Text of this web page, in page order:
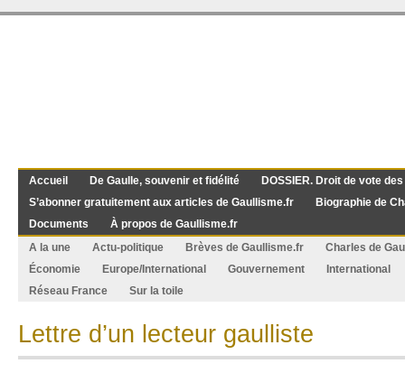
Accueil De Gaulle, souvenir et fidélité
DOSSIER. Droit de vote
S’abonner gratuitement aux articles de Gaullisme.fr
Biographie de
Documents
À propos de Gaullisme.fr
A la une
Actu-politique Brèves de Gaullisme.fr
Charles de
Économie
Europe/International Gouvernement
International
Réseau France
Sur la toile
Lettre d’un lecteur gaulliste